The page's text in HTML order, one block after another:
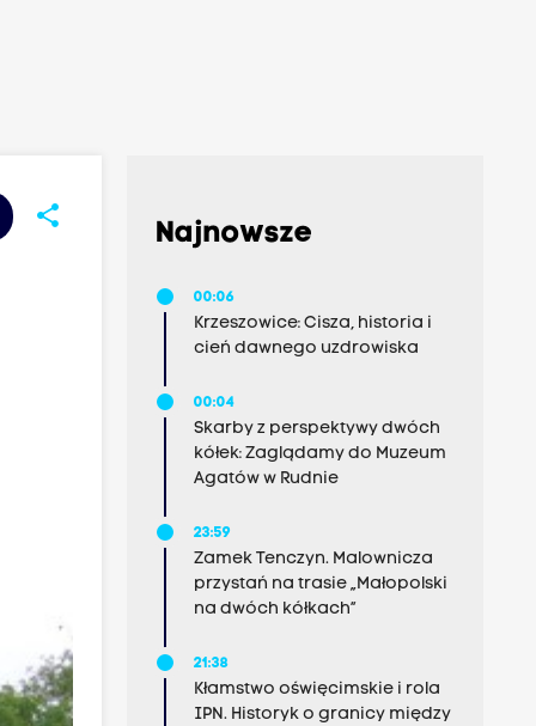
share
Najnowsze
00:06
Krzeszowice: Cisza, historia i
cień dawnego uzdrowiska
00:04
Skarby z perspektywy dwóch
kółek: Zaglądamy do Muzeum
Agatów w Rudnie
23:59
Zamek Tenczyn. Malownicza
przystań na trasie „Małopolski
na dwóch kółkach”
21:38
Kłamstwo oświęcimskie i rola
IPN. Historyk o granicy między